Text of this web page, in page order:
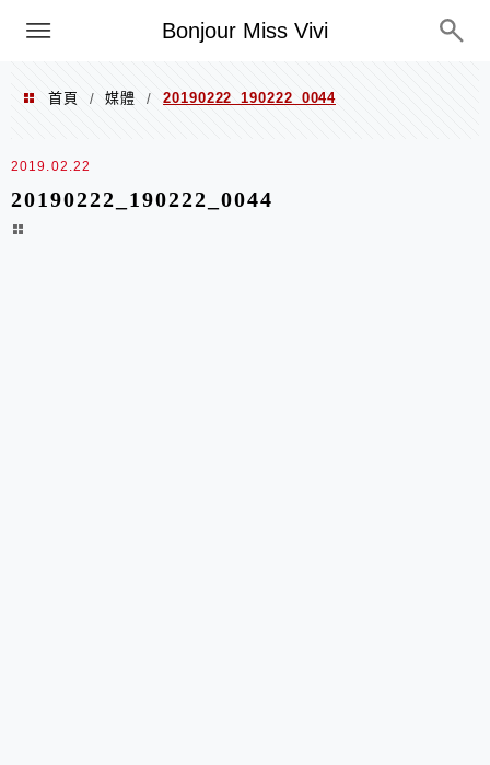
Bonjour Miss Vivi
選單
首頁 / 媒體 / 20190222_190222_0044
2019.02.22
20190222_190222_0044